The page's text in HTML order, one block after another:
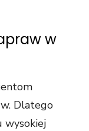
w
Dlatego
wysokiej